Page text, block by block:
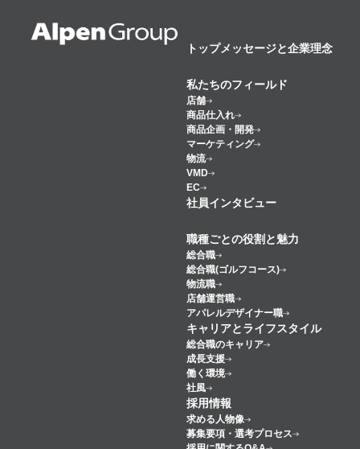
トップメッセージと企業理念
私たちのフィールド
店舗
商品仕入れ
商品企画・開発
マーケティング
物流
VMD
EC
社員インタビュー
職種ごとの役割と魅力
総合職
総合職(ゴルフコース)
物流職
店舗運営職
アパレルデザイナー職
キャリアとライフスタイル
総合職のキャリア
成長支援
働く環境
社風
採用情報
求める人物像
募集要項・選考プロセス